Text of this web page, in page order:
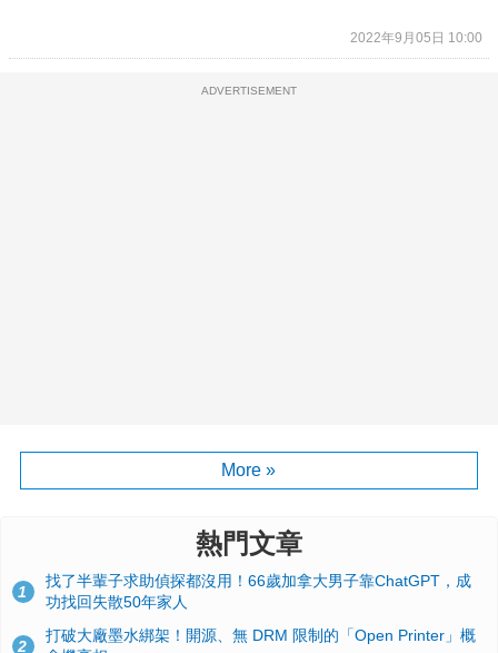
2022年9月05日 10:00
ADVERTISEMENT
More »
熱門文章
1
找了半輩子求助偵探都沒用！66歲加拿大男子靠ChatGPT，成
功找回失散50年家人
2
打破大廠墨水綁架！開源、無 DRM 限制的「Open Printer」概